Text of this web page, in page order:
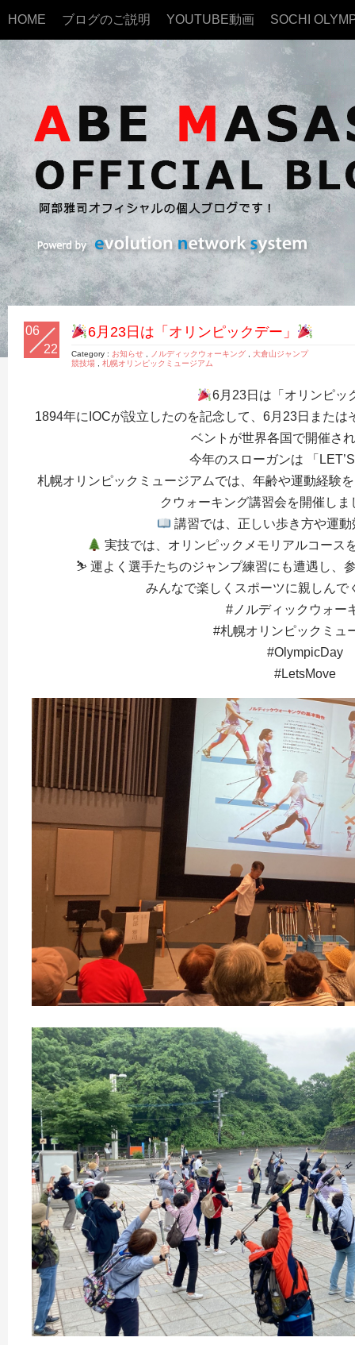
HOME ブログのご説明 YOUTUBE動画 SOCHI
06
22
6月23日は「オリンピックデー」
Category : お知らせ , ノルディックウォーキング , 大倉山ジャンプ
競技場 , 札幌オリンピックミュージアム
6月23日は「オリンピッ
1894年にIOCが設立したのを記念して、6月23日また
ベントが世界各国で開催さ
今年のスローガンは 「
札幌オリンピックミュージアムでは、年齢や運動経験
クウォーキング講習会を開催しま
講習では、正しい歩き方や運
実技では、オリンピックメモリアルコース
⛷️ 運よく選手たちのジャンプ練習にも遭遇し、
みんなで楽しくスポーツに親しんで
#ノルディックウォー
#札幌オリンピックミュ
#OlympicDay
#LetsMove